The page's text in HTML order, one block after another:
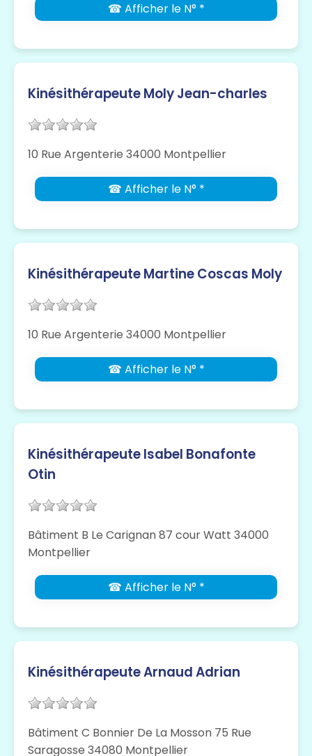
☎ Afficher le N° *
Kinésithérapeute Moly Jean-charles
10 Rue Argenterie 34000 Montpellier
☎ Afficher le N° *
Kinésithérapeute Martine Coscas Moly
10 Rue Argenterie 34000 Montpellier
☎ Afficher le N° *
Kinésithérapeute Isabel Bonafonte
Otin
Bâtiment B Le Carignan 87 cour Watt 34000
Montpellier
☎ Afficher le N° *
Kinésithérapeute Arnaud Adrian
Bâtiment C Bonnier De La Mosson 75 Rue
Saragosse 34080 Montpellier